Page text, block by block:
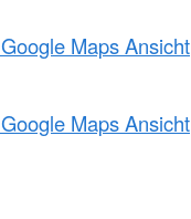
Maps Ansicht
Maps Ansicht